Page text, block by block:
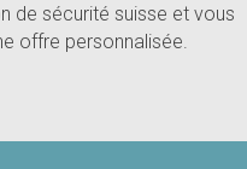
de sécurité suisse et vous
offre personnalisée.